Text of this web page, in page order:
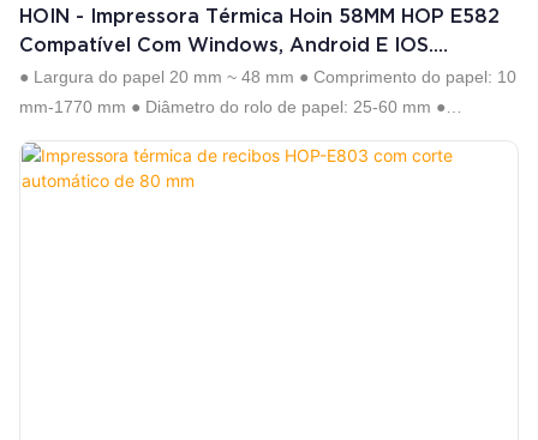
HOIN - Impressora Térmica Hoin 58MM HOP E582
Compatível Com Windows, Android E IOS.
Impressora Térmica De Recibos.
● Largura do papel 20 mm ~ 48 mm ● Comprimento do papel: 10
mm-1770 mm ● Diâmetro do rolo de papel: 25-60 mm ●
Resolução: 203 DPI ● Suporta impressão de código de barras 1D
e 2D ● Suporta sequência serial ● Alta velocidade 76,2 mm (3") /